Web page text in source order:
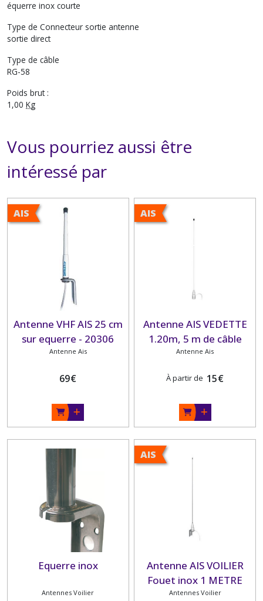
équerre inox courte
Type de Connecteur sortie antenne
sortie direct
Type de câble
RG-58
Poids brut :
1,00 Kg
Vous pourriez aussi être
intéressé par
AIS
Antenne VHF AIS 25 cm
sur equerre - 20306
Antenne Ais
69€
AIS
Antenne AIS VEDETTE
1.20m, 5 m de câble
BANTEN
Antenne Ais
À partir de 15€
Equerre inox
Antennes Voilier
AIS
Antenne AIS VOILIER
Fouet inox 1 METRE
BANTEN
Antennes Voilier